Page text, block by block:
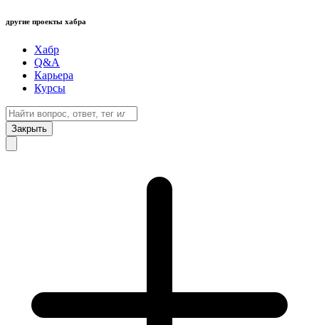
другие проекты хабра
Хабр
Q&A
Карьера
Курсы
Закрыть